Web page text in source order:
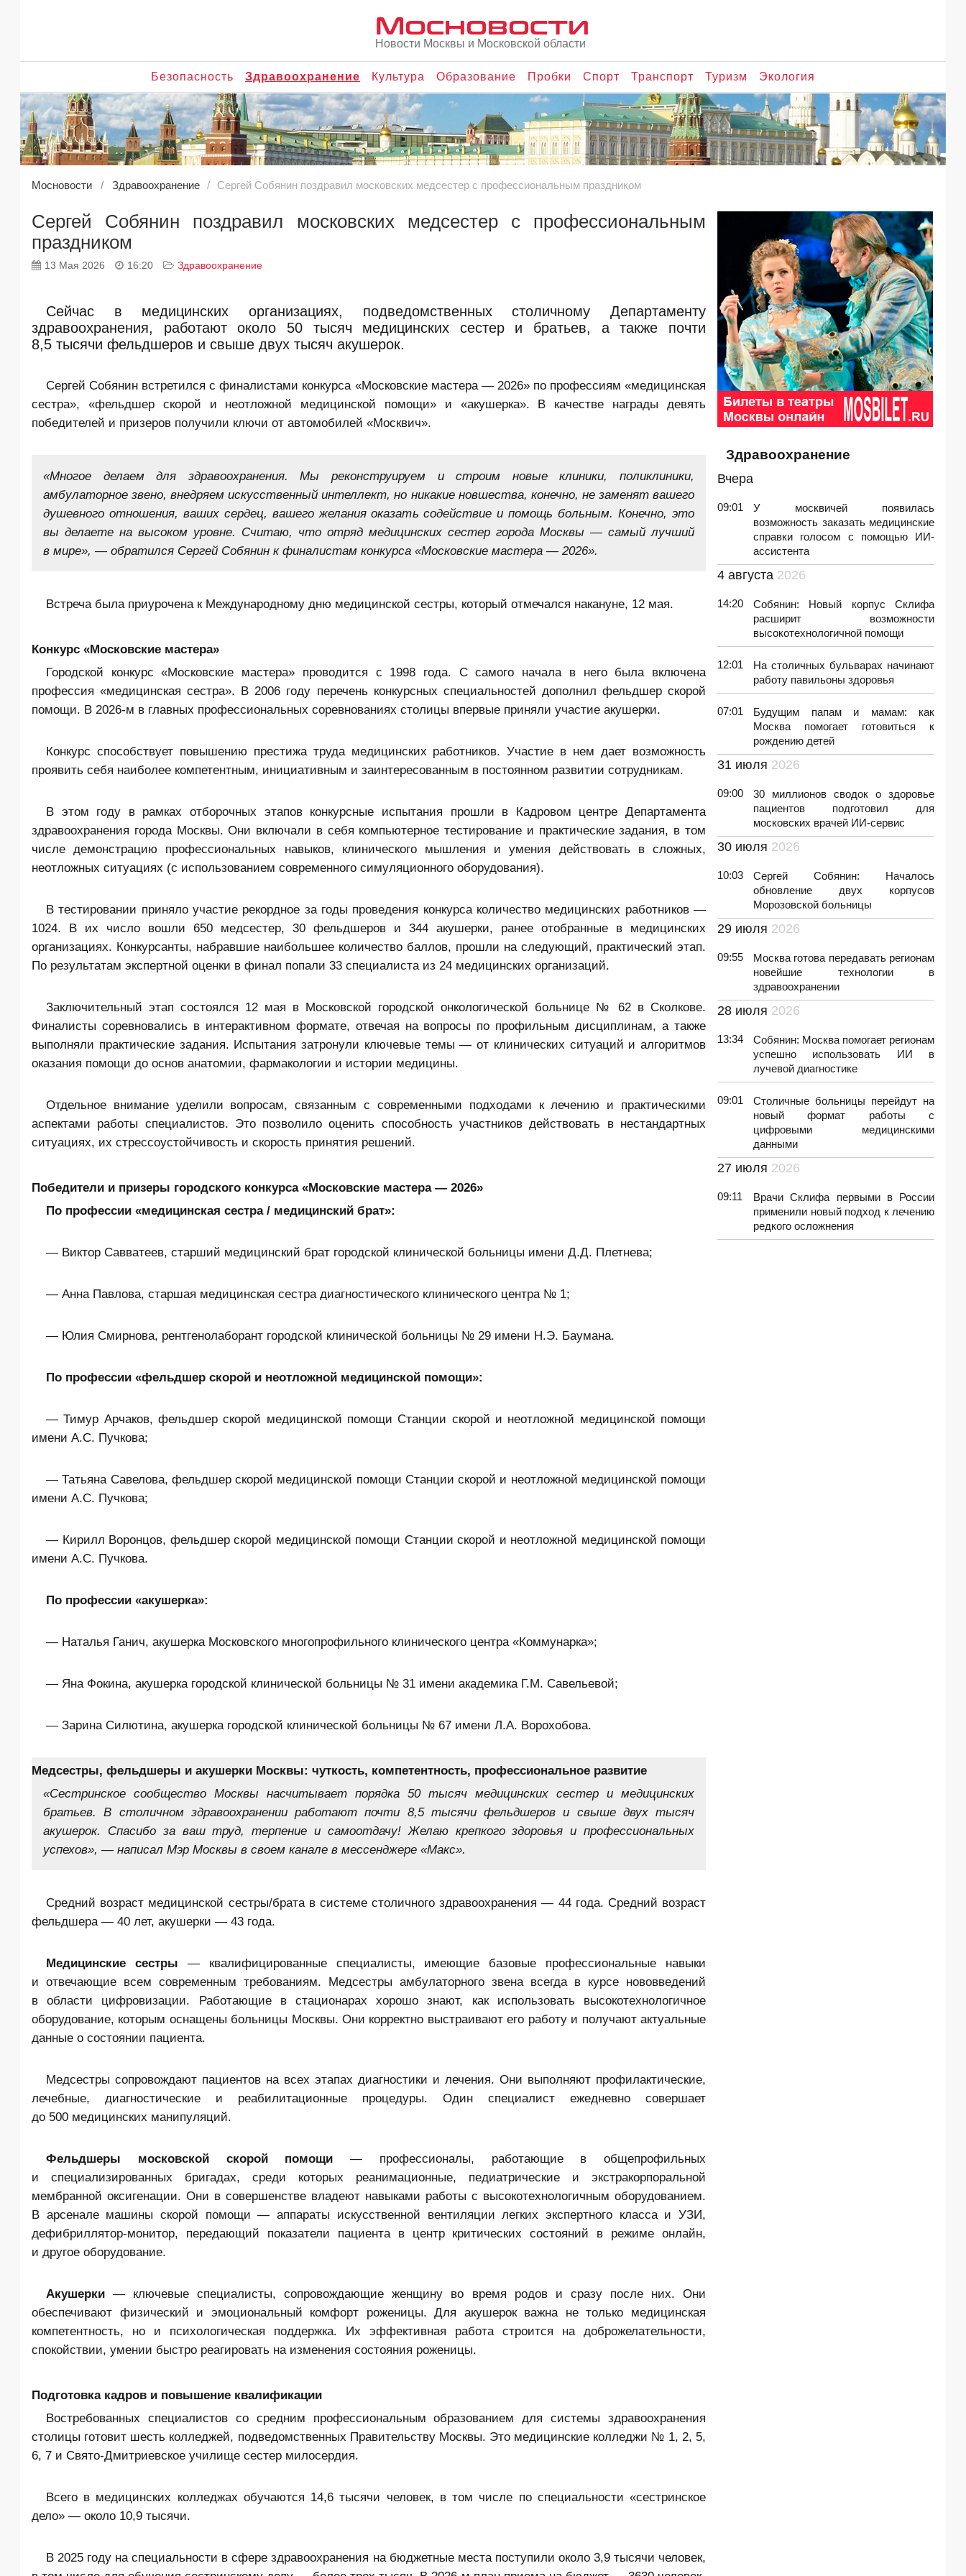
Мосновости
Новости Москвы и Московской области
Безопасность Здравоохранение Культура Образование Пробки Спорт Транспорт Туризм Экология
Мосновости Здравоохранение Сергей Собянин поздравил московских медсестер с профессиональным праздником
Сергей Собянин поздравил московских медсестер с профессиональным
праздником
13 Мая 2026 16:20 Здравоохранение
Сейчас в медицинских организациях, подведомственных столичному Департаменту
здравоохранения, работают около 50 тысяч медицинских сестер и братьев, а также почти
8,5 тысячи фельдшеров и свыше двух тысяч акушерок.
Сергей Собянин встретился с финалистами конкурса «Московские мастера — 2026» по профессиям «медицинская
сестра», «фельдшер скорой и неотложной медицинской помощи» и «акушерка». В качестве награды девять
победителей и призеров получили ключи от автомобилей «Москвич».
«Многое делаем для здравоохранения. Мы реконструируем и строим новые клиники, поликлиники,
амбулаторное звено, внедряем искусственный интеллект, но никакие новшества, конечно, не заменят вашего
душевного отношения, ваших сердец, вашего желания оказать содействие и помощь больным. Конечно, это
вы делаете на высоком уровне. Считаю, что отряд медицинских сестер города Москвы — самый лучший
в мире», — обратился Сергей Собянин к финалистам конкурса «Московские мастера — 2026».
Встреча была приурочена к Международному дню медицинской сестры, который отмечался накануне, 12 мая.
Конкурс «Московские мастера»
Городской конкурс «Московские мастера» проводится с 1998 года. С самого начала в него была включена
профессия «медицинская сестра». В 2006 году перечень конкурсных специальностей дополнил фельдшер скорой
помощи. В 2026-м в главных профессиональных соревнованиях столицы впервые приняли участие акушерки.
Конкурс способствует повышению престижа труда медицинских работников. Участие в нем дает возможность
проявить себя наиболее компетентным, инициативным и заинтересованным в постоянном развитии сотрудникам.
В этом году в рамках отборочных этапов конкурсные испытания прошли в Кадровом центре Департамента
здравоохранения города Москвы. Они включали в себя компьютерное тестирование и практические задания, в том
числе демонстрацию профессиональных навыков, клинического мышления и умения действовать в сложных,
неотложных ситуациях (с использованием современного симуляционного оборудования).
В тестировании приняло участие рекордное за годы проведения конкурса количество медицинских работников —
1024. В их число вошли 650 медсестер, 30 фельдшеров и 344 акушерки, ранее отобранные в медицинских
организациях. Конкурсанты, набравшие наибольшее количество баллов, прошли на следующий, практический этап.
По результатам экспертной оценки в финал попали 33 специалиста из 24 медицинских организаций.
Заключительный этап состоялся 12 мая в Московской городской онкологической больнице № 62 в Сколкове.
Финалисты соревновались в интерактивном формате, отвечая на вопросы по профильным дисциплинам, а также
выполняли практические задания. Испытания затронули ключевые темы — от клинических ситуаций и алгоритмов
оказания помощи до основ анатомии, фармакологии и истории медицины.
Отдельное внимание уделили вопросам, связанным с современными подходами к лечению и практическими
аспектами работы специалистов. Это позволило оценить способность участников действовать в нестандартных
ситуациях, их стрессоустойчивость и скорость принятия решений.
Победители и призеры городского конкурса «Московские мастера — 2026»
По профессии «медицинская сестра / медицинский брат»:
— Виктор Савватеев, старший медицинский брат городской клинической больницы имени Д.Д. Плетнева;
— Анна Павлова, старшая медицинская сестра диагностического клинического центра № 1;
— Юлия Смирнова, рентгенолаборант городской клинической больницы № 29 имени Н.Э. Баумана.
По профессии «фельдшер скорой и неотложной медицинской помощи»:
— Тимур Арчаков, фельдшер скорой медицинской помощи Станции скорой и неотложной медицинской помощи
имени А.С. Пучкова;
— Татьяна Савелова, фельдшер скорой медицинской помощи Станции скорой и неотложной медицинской помощи
имени А.С. Пучкова;
— Кирилл Воронцов, фельдшер скорой медицинской помощи Станции скорой и неотложной медицинской помощи
имени А.С. Пучкова.
По профессии «акушерка»:
— Наталья Ганич, акушерка Московского многопрофильного клинического центра «Коммунарка»;
— Яна Фокина, акушерка городской клинической больницы № 31 имени академика Г.М. Савельевой;
— Зарина Силютина, акушерка городской клинической больницы № 67 имени Л.А. Ворохобова.
Медсестры, фельдшеры и акушерки Москвы: чуткость, компетентность, профессиональное развитие
«Сестринское сообщество Москвы насчитывает порядка 50 тысяч медицинских сестер и медицинских
братьев. В столичном здравоохранении работают почти 8,5 тысячи фельдшеров и свыше двух тысяч
акушерок. Спасибо за ваш труд, терпение и самоотдачу! Желаю крепкого здоровья и профессиональных
успехов», — написал Мэр Москвы в своем канале в мессенджере «Макс».
Средний возраст медицинской сестры/брата в системе столичного здравоохранения — 44 года. Средний возраст
фельдшера — 40 лет, акушерки — 43 года.
Медицинские сестры — квалифицированные специалисты, имеющие базовые профессиональные навыки
и отвечающие всем современным требованиям. Медсестры амбулаторного звена всегда в курсе нововведений
в области цифровизации. Работающие в стационарах хорошо знают, как использовать высокотехнологичное
оборудование, которым оснащены больницы Москвы. Они корректно выстраивают его работу и получают актуальные
данные о состоянии пациента.
Медсестры сопровождают пациентов на всех этапах диагностики и лечения. Они выполняют профилактические,
лечебные, диагностические и реабилитационные процедуры. Один специалист ежедневно совершает
до 500 медицинских манипуляций.
Фельдшеры московской скорой помощи — профессионалы, работающие в общепрофильных
и специализированных бригадах, среди которых реанимационные, педиатрические и экстракорпоральной
мембранной оксигенации. Они в совершенстве владеют навыками работы с высокотехнологичным оборудованием.
В арсенале машины скорой помощи — аппараты искусственной вентиляции легких экспертного класса и УЗИ,
дефибриллятор-монитор, передающий показатели пациента в центр критических состояний в режиме онлайн,
и другое оборудование.
Акушерки — ключевые специалисты, сопровождающие женщину во время родов и сразу после них. Они
обеспечивают физический и эмоциональный комфорт роженицы. Для акушерок важна не только медицинская
компетентность, но и психологическая поддержка. Их эффективная работа строится на доброжелательности,
спокойствии, умении быстро реагировать на изменения состояния роженицы.
Подготовка кадров и повышение квалификации
Востребованных специалистов со средним профессиональным образованием для системы здравоохранения
столицы готовит шесть колледжей, подведомственных Правительству Москвы. Это медицинские колледжи № 1, 2, 5,
6, 7 и Свято-Дмитриевское училище сестер милосердия.
Всего в медицинских колледжах обучаются 14,6 тысячи человек, в том числе по специальности «сестринское
дело» — около 10,9 тысячи.
В 2025 году на специальности в сфере здравоохранения на бюджетные места поступили около 3,9 тысячи человек,
Здравоохранение
Вчера
09:01
У москвичей появилась
возможность заказать медицинские
справки голосом с помощью ИИ-
ассистента
4 августа 2026
14:20
Собянин: Новый корпус Склифа
расширит возможности
высокотехнологичной помощи
12:01
На столичных бульварах начинают
работу павильоны здоровья
07:01
Будущим папам и мамам: как
Москва помогает готовиться к
рождению детей
31 июля 2026
09:00
30 миллионов сводок о здоровье
пациентов подготовил для
московских врачей ИИ-сервис
30 июля 2026
10:03
Сергей Собянин: Началось
обновление двух корпусов
Морозовской больницы
29 июля 2026
09:55
Москва готова передавать регионам
новейшие технологии в
здравоохранении
28 июля 2026
13:34
Собянин: Москва помогает регионам
успешно использовать ИИ в
лучевой диагностике
09:01
Столичные больницы перейдут на
новый формат работы с
цифровыми медицинскими
данными
27 июля 2026
09:11
Врачи Склифа первыми в России
применили новый подход к лечению
редкого осложнения